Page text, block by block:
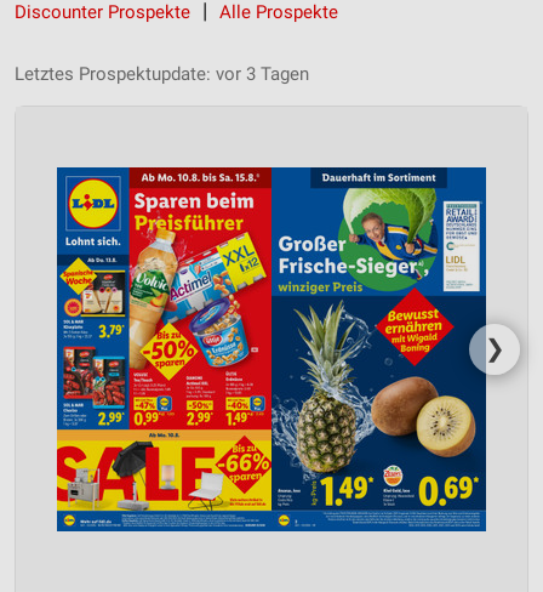
Discounter Prospekte
Alle Prospekte
Letztes Prospektupdate: vor 3 Tagen
❯